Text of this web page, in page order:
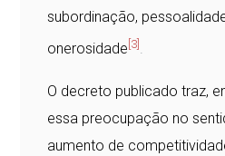
subordinação,
onerosidade [3] .
O decreto publicado traz,
essa preocupação no
aumento de